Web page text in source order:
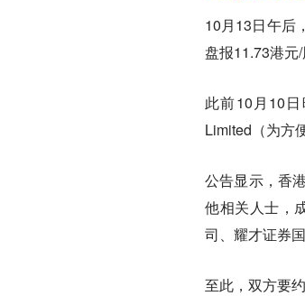
10月13日午后
盘报11.73港元
此前10月10
Limited（为方
公告显示，香
他相关⼈⼠，
司、耀才证券
至此，双方要